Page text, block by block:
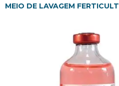
MEIO DE LAVAGEM FERTICULT